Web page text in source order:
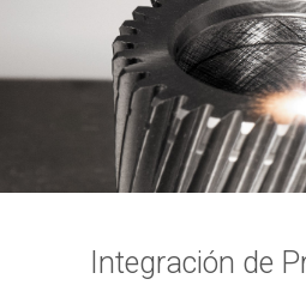
Integración de